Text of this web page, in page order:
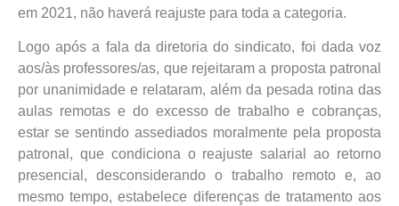
em 2021, não haverá reajuste para toda a categoria.
Logo após a fala da diretoria do sindicato, foi dada voz
aos/às professores/as, que rejeitaram a proposta patronal
por unanimidade e relataram, além da pesada rotina das
aulas remotas e do excesso de trabalho e cobranças,
estar se sentindo assediados moralmente pela proposta
patronal, que condiciona o reajuste salarial ao retorno
presencial, desconsiderando o trabalho remoto e, ao
mesmo tempo, estabelece diferenças de tratamento aos